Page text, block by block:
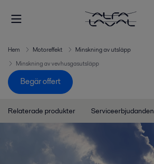
Hem Motoreffekt
Minskning av utsläpp
Minskning av vevhusgasutsläpp
Begär offert
Relaterade produkter Serviceerbjudanden